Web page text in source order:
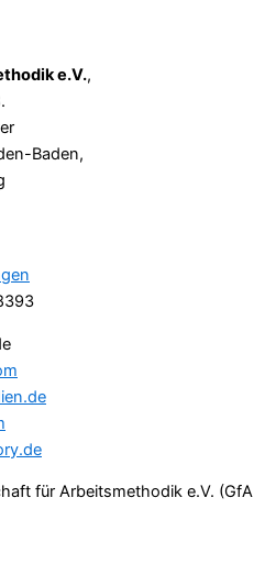
e.V.,
Baden,
für Arbeitsmethodik e.V. (GfA